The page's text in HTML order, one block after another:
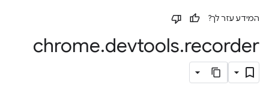
המידע עזר לך?
chrome.devtools.recorder